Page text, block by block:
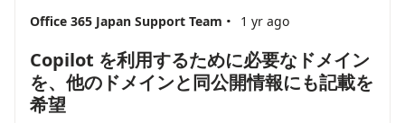
Office 365 Japan Support Team · 1 yr ago
Copilot を利用するために必要なドメイン
を、他のドメインと同公開情報にも記載を
希望